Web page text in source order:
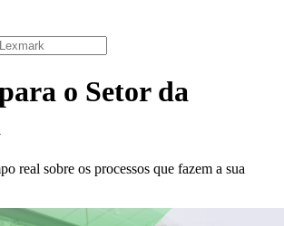
o Setor da
real sobre os processos que fazem a sua